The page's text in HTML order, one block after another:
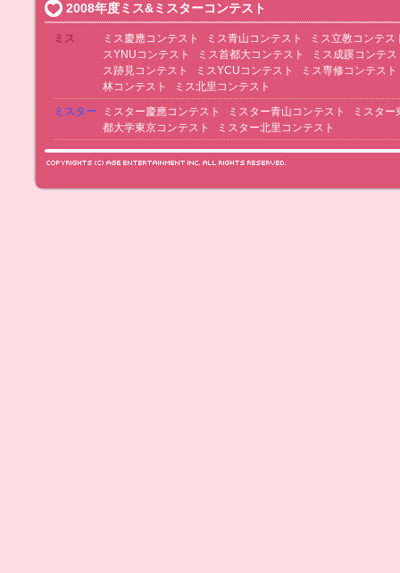
2008年度ミス&ミスターコンテスト
ミス ミス慶應コンテスト ミス青山コンテスト
ミス立教コンテス
スYNUコンテスト
ミス首都大コンテスト
ミス成蹊コンテス
ス跡見コンテスト
ミスYCUコンテスト
ミス専修コンテスト
林コンテスト
ミス北里コンテスト
ミスター
ミスター慶應コンテスト ミスター青山コンテスト
ミスター
都大学東京コンテスト
ミスター北里コンテスト